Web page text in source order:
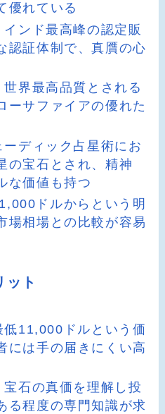
優れている
インド最高峰の認定販
認証体制で、真贋の心
世界最高品質とされる
ーサファイアの優れた
ーディック占星術にお
の宝石とされ、精神
な価値も持つ
ドルからという明
場相場との比較が容易
ト
低11,000ドルという価
には手の届きにくい高
宝石の真価を理解し投
る程度の専門知識が求